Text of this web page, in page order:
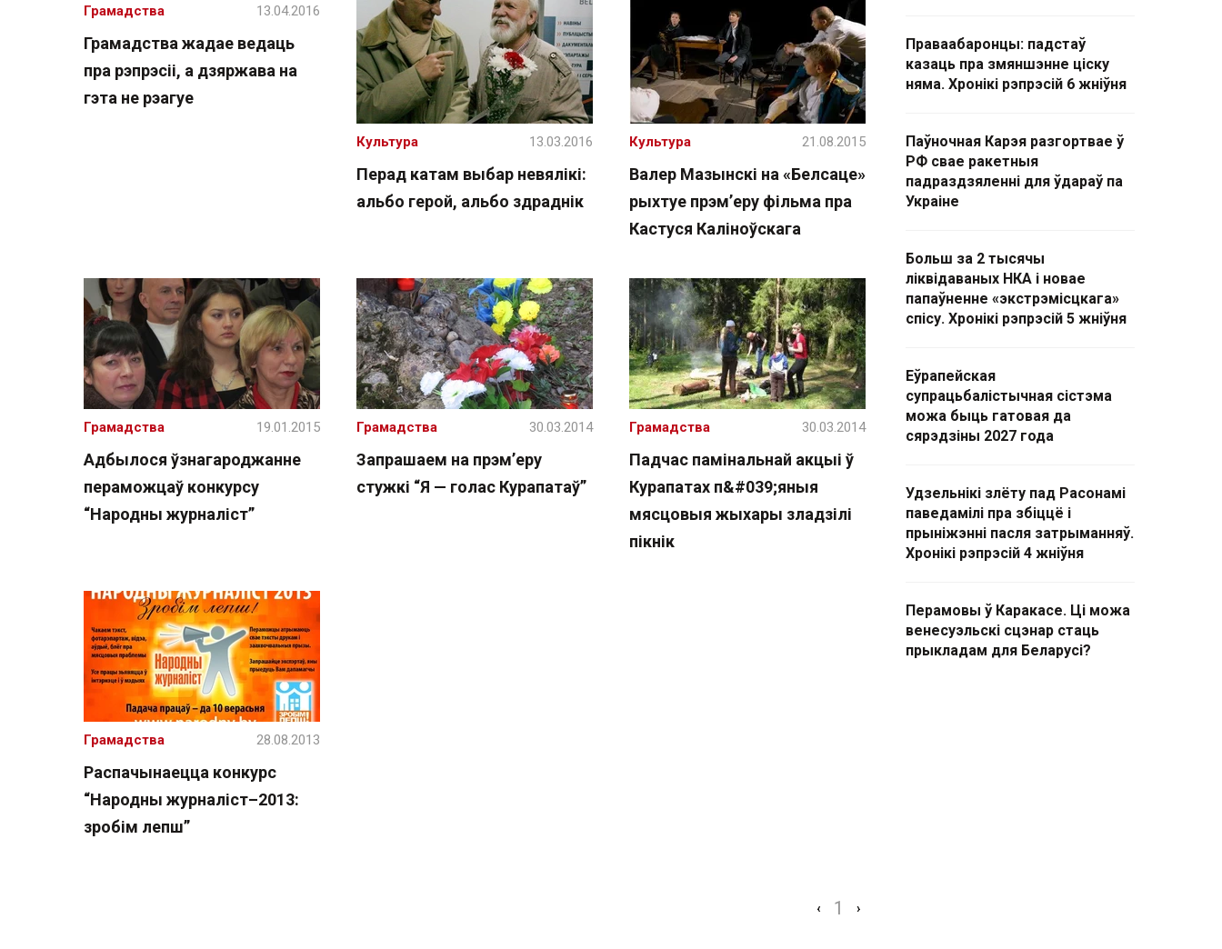
Грамадства жадае ведаць
пра рэпрэсіі, а дзяржава на
гэта не рэагуе
Грамадства 13.04.2016
Перад катам выбар невялікі:
альбо герой, альбо здраднік
Культура 13.03.2016
Валер Мазынскі на «Белсаце»
рыхтуе прэм’еру фільма пра
Кастуся Каліноўскага
Культура 21.08.2015
Адбылося ўзнагароджанне
пераможцаў конкурсу
“Народны журналіст”
Грамадства 19.01.2015
Запрашаем на прэм’еру
стужкі “Я — голас Курапатаў”
Грамадства 30.03.2014
Падчас памінальнай акцыі ў
Курапатах п&#039;яныя
мясцовыя жыхары зладзілі
пікнік
Грамадства 30.03.2014
Распачынаецца конкурс
“Народны журналіст–2013:
зробім лепш”
Грамадства 28.08.2013
‹ 1 ›
Праваабаронцы: падстаў
казаць пра змяншэнне ціску
няма. Хронікі рэпрэсій 6 жніўня
Паўночная Карэя разгортвае ў
РФ свае ракетныя
падраздзяленні для ўдараў па
Украіне
Больш за 2 тысячы
ліквідаваных НКА і новае
папаўненне «экстрэмісцкага»
спісу. Хронікі рэпрэсій 5 жніўня
Еўрапейская
супрацьбалістычная сістэма
можа быць гатовая да
сярэдзіны 2027 года
Удзельнікі злёту пад Расонамі
паведамілі пра збіццё і
прыніжэнні пасля затрыманняў.
Хронікі рэпрэсій 4 жніўня
Перамовы ў Каракасе. Ці можа
венесуэльскі сцэнар стаць
прыкладам для Беларусі?